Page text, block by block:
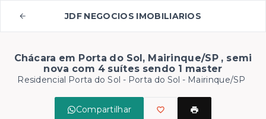
JDF NEGOCIOS IMOBILIARIOS
Chácara em Porta do Sol, Mairinque/SP , semi
nova com 4 suítes sendo 1 master
Residencial Porta do Sol - Porta do Sol - Mairinque/SP
Compartilhar